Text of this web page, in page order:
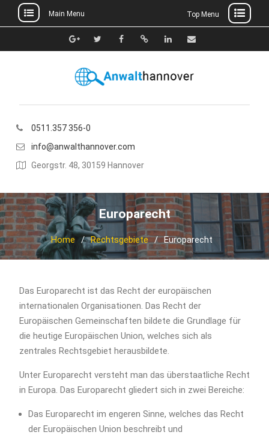
to
Main Menu Top Menu
Google+TwitterFacebook
Xing Linkedin
E-
0511.357 356-0
info@anwalthannover.com
Georgstr. 48, 30159 Hannover
Europarecht
Home Rechtsgebiete Europarecht
Das Europarecht ist das Recht der europäischen
internationalen Organisationen. Das Recht der
Europäischen Gemeinschaften bildete die Grundlage für
die heutige Europäischen Union, welches sich als
zentrales Rechtsgebiet herausbildete.
Unter Europarecht versteht man das überstaatliche Recht
in Europa. Das Europarecht gliedert sich in zwei Bereiche:
Das Europarecht im engeren Sinne, welches das Recht
der Europäischen Union beschreibt und